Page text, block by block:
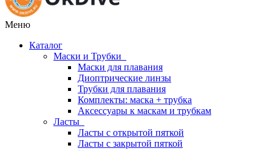
Меню
Каталог
Маски и Трубки
Маски для плавания
Диоптрические линзы
Трубки для плавания
Комплекты: маска + трубка
Аксессуары к маскам и трубкам
Ласты
Ласты с открытой пяткой
Ласты с закрытой пяткой